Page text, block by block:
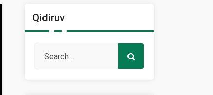
Qidiruv